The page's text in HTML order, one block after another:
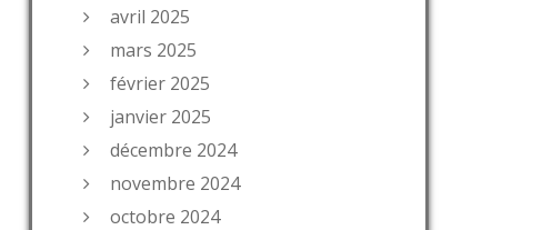
avril 2025
mars 2025
février 2025
janvier 2025
décembre 2024
novembre 2024
octobre 2024